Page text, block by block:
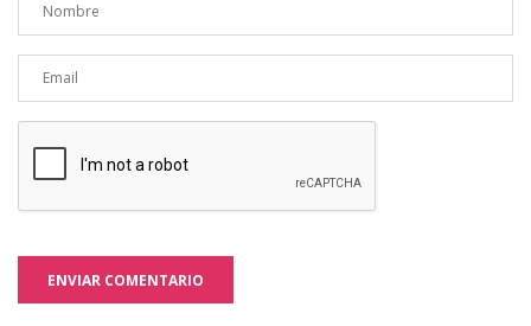
ENVIAR COMENTARIO